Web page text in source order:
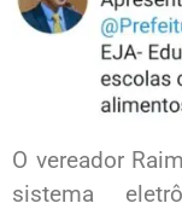
O vereador
sistema